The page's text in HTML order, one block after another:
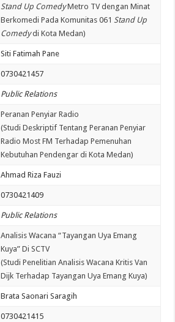
Stand Up ComedyMetro TV dengan Minat
Berkomedi Pada Komunitas 061Stand Up
Comedydi Kota Medan)
Siti Fatimah Pane
0730421457
Public Relations
Peranan Penyiar Radio
(Studi Deskriptif Tentang Peranan Penyiar
Radio Most FM Terhadap Pemenuhan
Kebutuhan Pendengar di Kota Medan)
Ahmad Riza Fauzi
0730421409
Public Relations
Analisis Wacana “Tayangan Uya Emang
Kuya” Di SCTV
(Studi Penelitian Analisis Wacana Kritis Van
Dijk Terhadap Tayangan Uya Emang Kuya)
Brata Saonari Saragih
0730421415